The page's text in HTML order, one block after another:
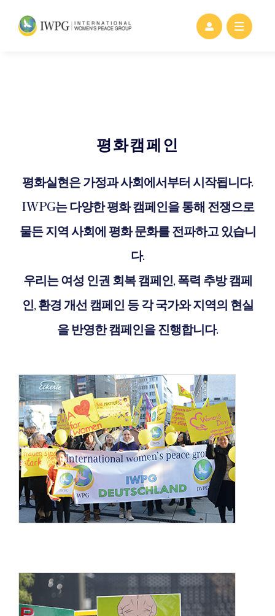
평화캠페인
평화실현은 가정과 사회에서부터 시작됩니다.
IWPG는 다양한 평화 캠페인을 통해 전쟁으로
물든 지역 사회에 평화 문화를 전파하고 있습니
다.
우리는 여성 인권 회복 캠페인, 폭력 추방 캠페
인, 환경 개선 캠페인 등 각 국가와 지역의 현실
을 반영한 캠페인을 진행합니다.